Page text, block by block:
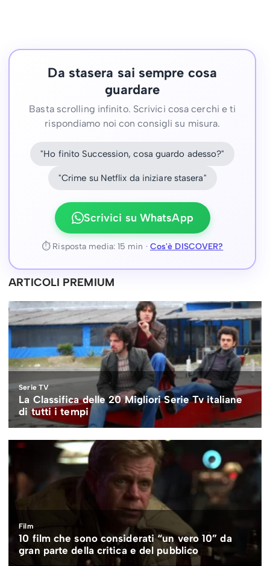
Da stasera sai sempre cosa
guardare
Basta scrolling infinito. Scrivici cosa cerchi e ti
rispondiamo noi con consigli su misura.
"Ho finito Succession, cosa guardo adesso?"
"Crime su Netflix da iniziare stasera"
Scrivici su WhatsApp
⏱ Risposta media: 15 min · Cos'è DISCOVER?
ARTICOLI PREMIUM